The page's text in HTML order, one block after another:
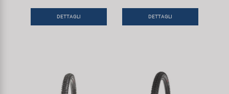
DETTAGLI DETTAGLI